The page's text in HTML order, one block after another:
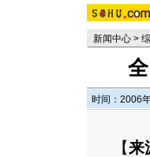
新闻中心 >
时间：2006
【来